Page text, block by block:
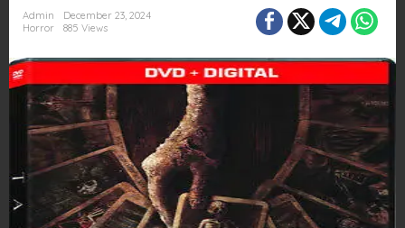
Admin
December 23, 2024
Horror
885 Views